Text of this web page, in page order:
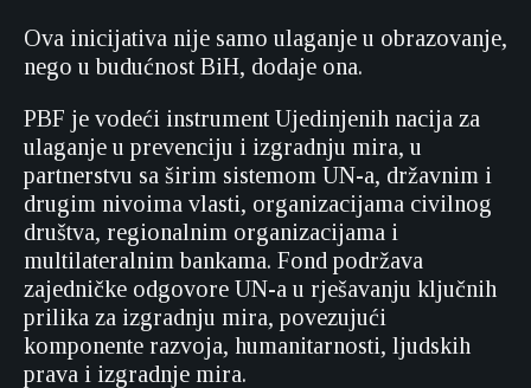
Ova inicijativa nije samo ulaganje u obrazovanje,
nego u budućnost BiH, dodaje ona.
PBF je vodeći instrument Ujedinjenih nacija za
ulaganje u prevenciju i izgradnju mira, u
partnerstvu sa širim sistemom UN-a, državnim i
drugim nivoima vlasti, organizacijama civilnog
društva, regionalnim organizacijama i
multilateralnim bankama. Fond podržava
zajedničke odgovore UN-a u rješavanju ključnih
prilika za izgradnju mira, povezujući
komponente razvoja, humanitarnosti, ljudskih
prava i izgradnje mira.